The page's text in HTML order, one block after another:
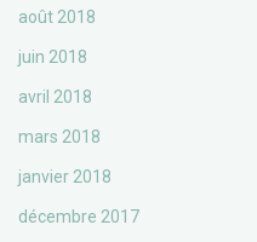
août 2018
juin 2018
avril 2018
mars 2018
janvier 2018
décembre 2017